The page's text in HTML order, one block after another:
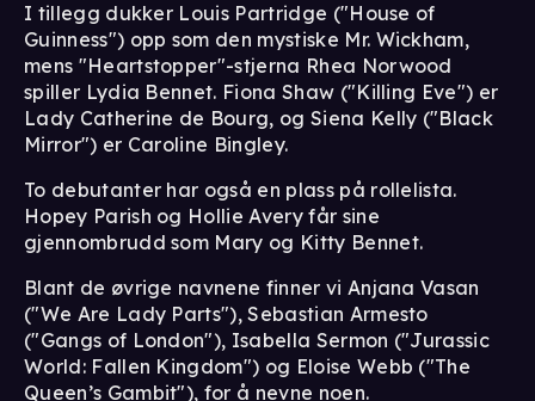
I tillegg dukker Louis Partridge ("House of
Guinness") opp som den mystiske Mr. Wickham,
mens "Heartstopper"-stjerna Rhea Norwood
spiller Lydia Bennet. Fiona Shaw ("Killing Eve") er
Lady Catherine de Bourg, og Siena Kelly ("Black
Mirror") er Caroline Bingley.
To debutanter har også en plass på rollelista.
Hopey Parish og Hollie Avery får sine
gjennombrudd som Mary og Kitty Bennet.
Blant de øvrige navnene finner vi Anjana Vasan
("We Are Lady Parts"), Sebastian Armesto
("Gangs of London"), Isabella Sermon ("Jurassic
World: Fallen Kingdom") og Eloise Webb ("The
Queen’s Gambit"), for å nevne noen.